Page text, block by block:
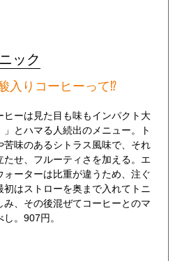
ック
入りコーヒーって⁉
ヒーは見た目も味もインパクト大
とハマる人続出のメニュー。ト
苦味のあるシトラス風味で、それ
せ、フルーティさを加える。エ
ォーターは比重が違うため、注ぐ
初はストローを奥まで入れてトニ
み、その後混ぜてコーヒーとのマ
。907円。